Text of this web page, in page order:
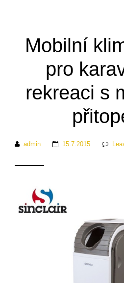
Mobilní
pro
rekreaci s
admin 15.7.2015